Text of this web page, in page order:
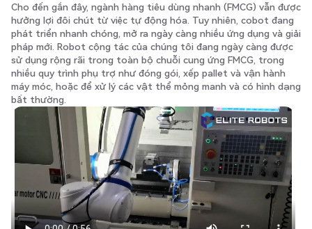
Cho đến gần đây, ngành hàng tiêu dùng nhanh (FMCG) vẫn được
hưởng lợi đôi chút từ việc tự động hóa. Tuy nhiên, cobot đang
phát triển nhanh chóng, mở ra ngày càng nhiều ứng dụng và giải
pháp mới. Robot cộng tác của chúng tôi đang ngày càng được
sử dụng rộng rãi trong toàn bộ chuỗi cung ứng FMCG, trong
nhiều quy trình phụ trợ như đóng gói, xếp pallet và vận hành
máy móc, hoặc để xử lý các vật thể mỏng manh và có hình dạng
bất thường.